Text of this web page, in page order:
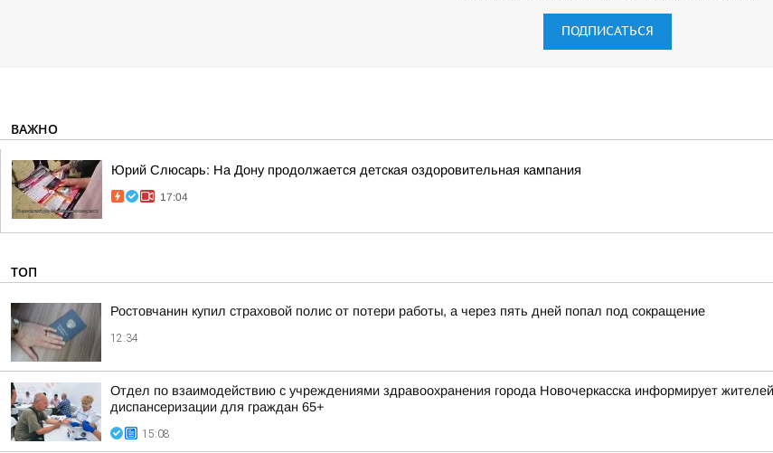
ПОДПИСАТЬСЯ
ВАЖНО
Юрий Слюсарь: На Дону продолжается детская оздоровительная кампания
17:04
ТОП
Ростовчанин купил страховой полис от потери работы, а через пять дней попал под сокращение
12:34
Отдел по взаимодействию с учреждениями здравоохранения города Новочеркасска информирует
диспансеризации для граждан 65+
15:08